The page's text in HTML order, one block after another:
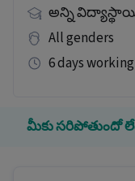
అన్ని
All genders
6 days
మీకు సరిపోతుందో